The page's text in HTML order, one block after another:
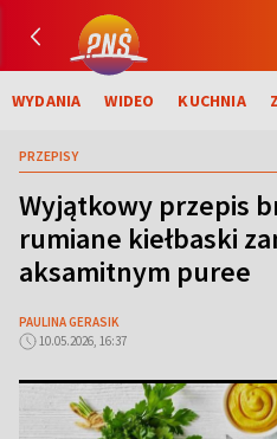
WYDANIA WIDEO KUCHNIA
PRZEPISY
Wyjątkowy przepis
rumiane kiełbaski
aksamitnym puree
PAULINA GERASIK
10.05.2026, 16:37